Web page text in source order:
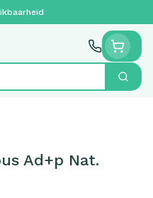
Zoek
Ad+p Nat.